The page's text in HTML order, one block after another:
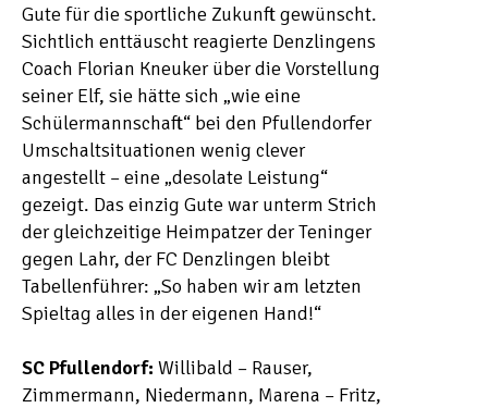
Gute für die sportliche Zukunft gewünscht.
Sichtlich enttäuscht reagierte Denzlingens
Coach Florian Kneuker über die Vorstellung
seiner Elf, sie hätte sich „wie eine
Schülermannschaft“ bei den Pfullendorfer
Umschaltsituationen wenig clever
angestellt – eine „desolate Leistung“
gezeigt. Das einzig Gute war unterm Strich
der gleichzeitige Heimpatzer der Teninger
gegen Lahr, der FC Denzlingen bleibt
Tabellenführer: „So haben wir am letzten
Spieltag alles in der eigenen Hand!“
SC Pfullendorf: Willibald – Rauser,
Zimmermann, Niedermann, Marena – Fritz,